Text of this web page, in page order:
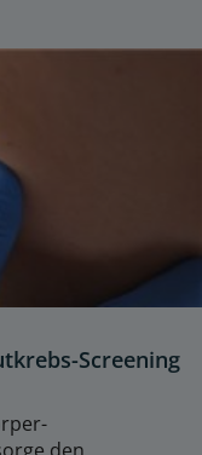
Screening